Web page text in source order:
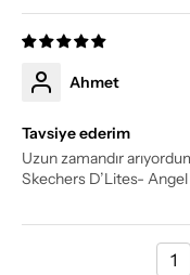
Ahmet
Tavsiye ederim
Uzun zamandır
Skechers D’Lites-
1